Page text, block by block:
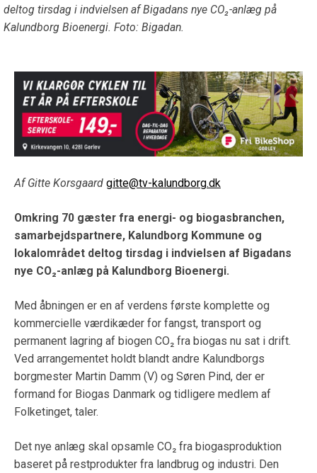
deltog tirsdag i indvielsen af Bigadans nye CO₂-anlæg på
Kalundborg Bioenergi. Foto: Bigadan.
Af Gitte Korsgaard gitte@tv-kalundborg.dk
Omkring 70 gæster fra energi- og biogasbranchen,
samarbejdspartnere, Kalundborg Kommune og
lokalområdet deltog tirsdag i indvielsen af Bigadans
nye CO₂-anlæg på Kalundborg Bioenergi.
Med åbningen er en af verdens første komplette og
kommercielle værdikæder for fangst, transport og
permanent lagring af biogen CO₂ fra biogas nu sat i drift.
Ved arrangementet holdt blandt andre Kalundborgs
borgmester Martin Damm (V) og Søren Pind, der er
formand for Biogas Danmark og tidligere medlem af
Folketinget, taler.
Det nye anlæg skal opsamle CO₂ fra biogasproduktion
baseret på restprodukter fra landbrug og industri. Den